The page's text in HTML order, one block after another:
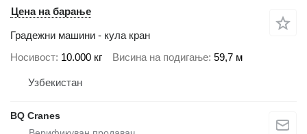
Цена на барање
Градежни машини - кула кран
Носивост 10.000 кг Висина на подигање 59,7 м
Узбекистан
BQ Cranes